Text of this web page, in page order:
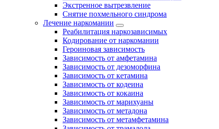
Экстренное вытрезвление
Снятие похмельного синдрома
Лечение наркомании
Реабилитация наркозависимых
Кодирование от наркомании
Героиновая зависимость
Зависимость от амфетамина
Зависимость от дезоморфина
Зависимость от кетамина
Зависимость от кодеина
Зависимость от кокаина
Зависимость от марихуаны
Зависимость от метадона
Зависимость от метамфетамина